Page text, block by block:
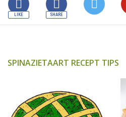
SPINAZIETAART RECEPT TIPS